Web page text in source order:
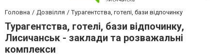
Головна Дозвілля Турагентства, готелі, бази відпочинку
Турагентства, готелі, бази відпочинку,
Лисичанськ - заклади та розважальні
комплекси